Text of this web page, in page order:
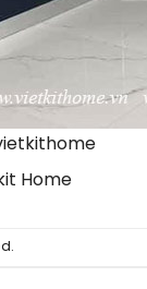
Home